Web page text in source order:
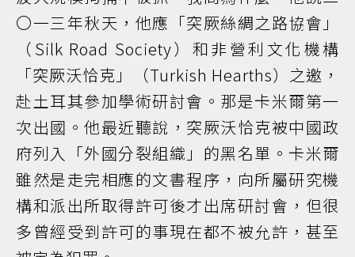
〇一三年秋天，他應「突厥絲綢之路協會」
（Silk Road Society）和非營利文化機構
「突厥沃恰克」（Turkish Hearths）之邀，
赴土耳其參加學術研討會。那是卡米爾第一
次出國。他最近聽說，突厥沃恰克被中國政
府列入「外國分裂組織」的黑名單。卡米爾
雖然是走完相應的文書程序，向所屬研究機
構和派出所取得許可後才出席研討會，但很
多曾經受到許可的事現在都不被允許，甚至